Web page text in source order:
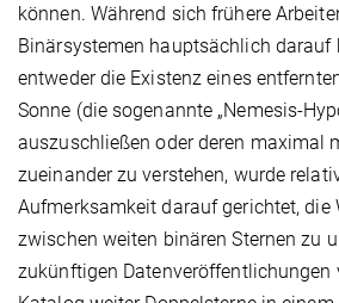
können. Während sich frühere
Binärsystemen hauptsächlich darauf
entweder die Existenz eines
Sonne (die sogenannte „Nemesis-
auszuschließen oder deren maximal
zueinander zu verstehen, wurde
Aufmerksamkeit darauf gerichtet, die
zwischen weiten binären Sternen zu
zukünftigen Datenveröffentlichungen